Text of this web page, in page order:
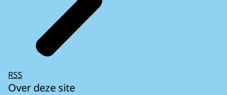
RSS
Over deze site